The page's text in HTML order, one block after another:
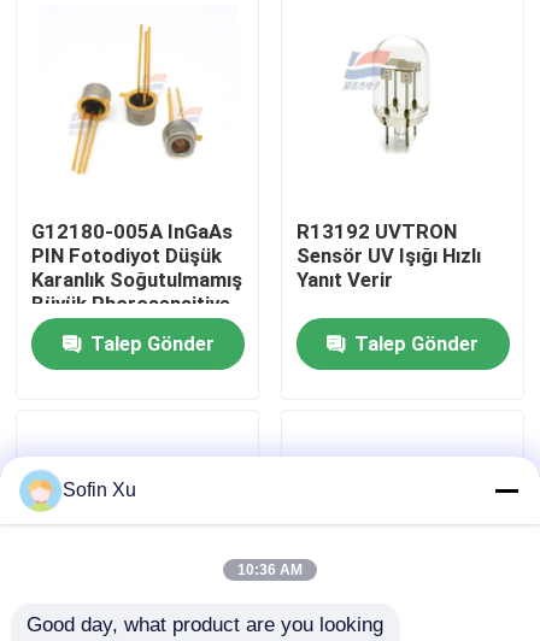
VR Gösterisi
Bizim Hakkımızda
Fabrika turu
Kalite Kontrolü
Haberler
Oksijen Gaz Sensörü
G12180-005A InGaAs
PIN Fotodiyot Düşük
Karanlık Soğutulmamış
Büyük Phorosensitive
Alan
Talep Gönder
R13192 UVTRON
Sensör UV Işığı Hızlı
Yanıt Verir
Talep Gönder
Sofin Xu
10:36 AM
Good day, what product are you looking